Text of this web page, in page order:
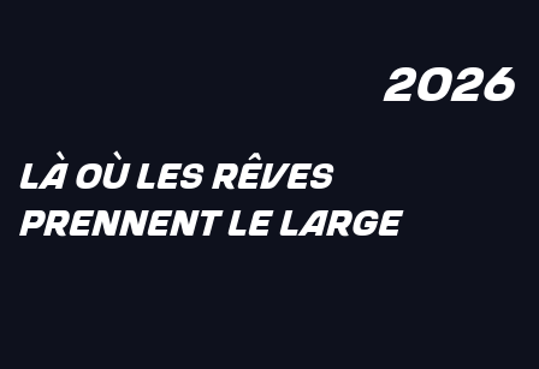
LÀ OÙ LES RÊVES
PRENNENT LE LARGE
2026